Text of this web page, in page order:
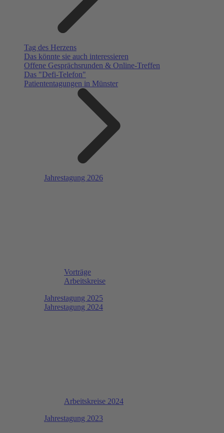
Tag des Herzens
Das könnte sie auch interessieren
Offene Gesprächsrunden & Online-Treffen
Das "Defi-Telefon"
Patiententagungen in Münster
Jahrestagung 2026
Vorträge
Arbeitskreise
Jahrestagung 2025
Jahrestagung 2024
Arbeitskreise 2024
Jahrestagung 2023